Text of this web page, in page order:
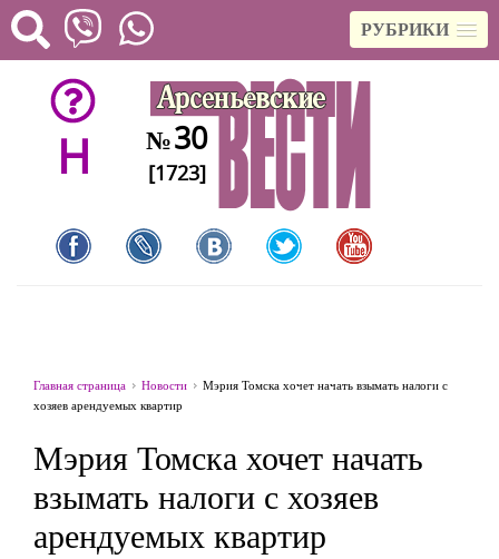
РУБРИКИ
H №30
[1723]
Главная страница Новости
Мэрия Томска хочет начать взымать налоги с
хозяев арендуемых квартир
Мэрия Томска хочет начать
взымать налоги с хозяев
арендуемых квартир